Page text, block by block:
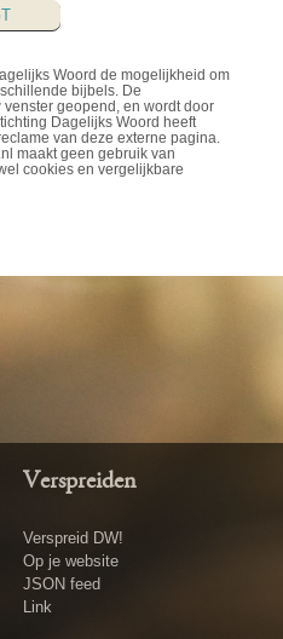
Woord de mogelijkheid om
bijbels. De
geopend, en wordt door
Dagelijks Woord heeft
van deze externe pagina.
maakt geen gebruik van
cookies en vergelijkbare
Verspreiden
Verspreid DW!
Op je website
JSON feed
Link